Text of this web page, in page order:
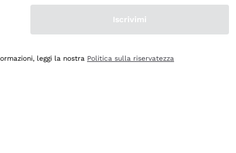
Iscrivimi
leggi la nostra Politica sulla riservatezza